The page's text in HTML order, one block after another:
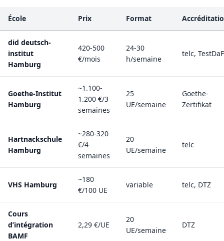
École Prix Format
did deutsch-
institut
Hamburg
420-500
€/mois
24-30
h/semaine
telc, TestDaF
Goethe-Institut
Hamburg
~1.100-
1.200 €/3
semaines
25
UE/semaine
Goethe-
Zertifikat
Hartnackschule
Hamburg
~280-320
€/4
semaines
20
UE/semaine
telc
VHS Hamburg
~180
€/100 UE
variable telc, DTZ
Cours
d’intégration
BAMF
2,29 €/UE
20
UE/semaine
DTZ